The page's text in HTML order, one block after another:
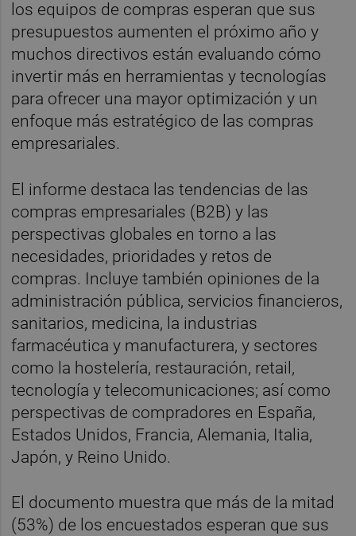
los equipos de compras esperan que sus
presupuestos aumenten el próximo año y
muchos directivos están evaluando cómo
invertir más en herramientas y tecnologías
para ofrecer una mayor optimización y un
enfoque más estratégico de las compras
empresariales.
El informe destaca las tendencias de las
compras empresariales (B2B) y las
perspectivas globales en torno a las
necesidades, prioridades y retos de
compras. Incluye también opiniones de la
administración pública, servicios financieros,
sanitarios, medicina, la industrias
farmacéutica y manufacturera, y sectores
como la hostelería, restauración, retail,
tecnología y telecomunicaciones; así como
perspectivas de compradores en España,
Estados Unidos, Francia, Alemania, Italia,
Japón, y Reino Unido.
El documento muestra que más de la mitad
(53%) de los encuestados esperan que sus